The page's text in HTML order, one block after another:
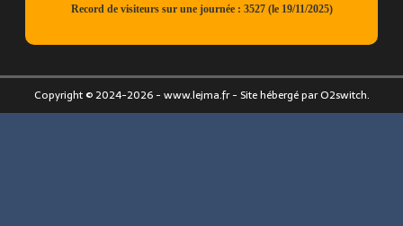
Copyright © 2024-2026 - www.lejma.fr - Site hébergé par O2switch.